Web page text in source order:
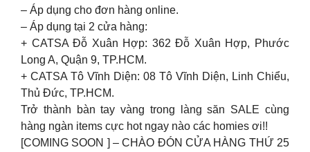
– Áp dụng cho đơn hàng online.
– Áp dụng tại 2 cửa hàng:
+ CATSA Đỗ Xuân Hợp: 362 Đỗ Xuân Hợp, Phước
Long A, Quận 9, TP.HCM.
+ CATSA Tô Vĩnh Diện: 08 Tô Vĩnh Diện, Linh Chiểu,
Thủ Đức, TP.HCM.
Trở thành bàn tay vàng trong làng săn SALE cùng
hàng ngàn items cực hot ngay nào các homies ơi!!
[COMING SOON ] – CHÀO ĐÓN CỬA HÀNG THỨ 25